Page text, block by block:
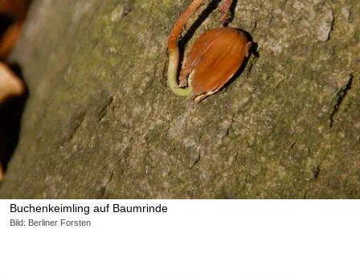
Buchenkeimling auf Baumrinde
Bild: Berliner Forsten